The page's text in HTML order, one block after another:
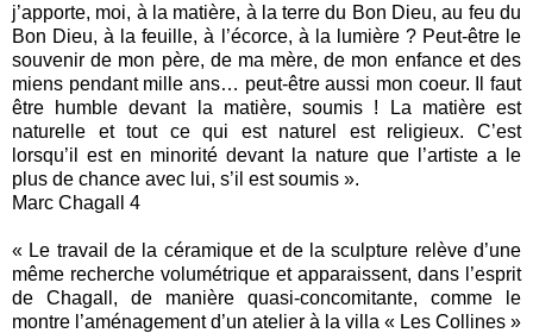
j’apporte, moi, à la matière, à la terre du Bon Dieu, au feu du
Bon Dieu, à la feuille, à l’écorce, à la lumière ? Peut-être le
souvenir de mon père, de ma mère, de mon enfance et des
miens pendant mille ans… peut-être aussi mon coeur. Il faut
être humble devant la matière, soumis ! La matière est
naturelle et tout ce qui est naturel est religieux. C’est
lorsqu’il est en minorité devant la nature que l’artiste a le
plus de chance avec lui, s’il est soumis ».
Marc Chagall 4
« Le travail de la céramique et de la sculpture relève d’une
même recherche volumétrique et apparaissent, dans l’esprit
de Chagall, de manière quasi-concomitante, comme le
montre l’aménagement d’un atelier à la villa « Les Collines »